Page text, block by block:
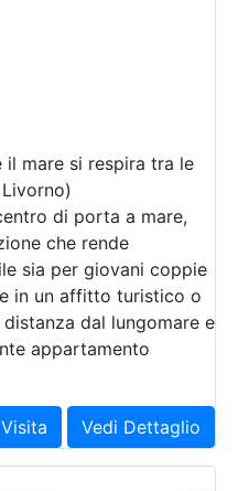
il mare si respira tra le
di porta a mare,
che rende
sia per giovani coppie
in un affitto turistico o
dal lungomare e
appartamento
Visita Vedi Dettaglio